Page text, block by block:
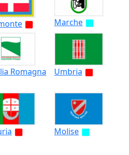
Marche
Romagna Umbria
Molise